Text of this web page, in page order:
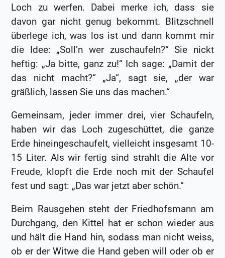
Loch zu werfen. Dabei merke ich, dass sie
davon gar nicht genug bekommt. Blitzschnell
überlege ich, was los ist und dann kommt mir
die Idee: „Soll’n wer zuschaufeln?“ Sie nickt
heftig: „Ja bitte, ganz zu!“ Ich sage: „Damit der
das nicht macht?“ „Ja“, sagt sie, „der war
gräßlich, lassen Sie uns das machen.“
Gemeinsam, jeder immer drei, vier Schaufeln,
haben wir das Loch zugeschüttet, die ganze
Erde hineingeschaufelt, vielleicht insgesamt 10-
15 Liter. Als wir fertig sind strahlt die Alte vor
Freude, klopft die Erde noch mit der Schaufel
fest und sagt: „Das war jetzt aber schön.“
Beim Rausgehen steht der Friedhofsmann am
Durchgang, den Kittel hat er schon wieder aus
und hält die Hand hin, sodass man nicht weiss,
ob er der Witwe die Hand geben will oder ob er